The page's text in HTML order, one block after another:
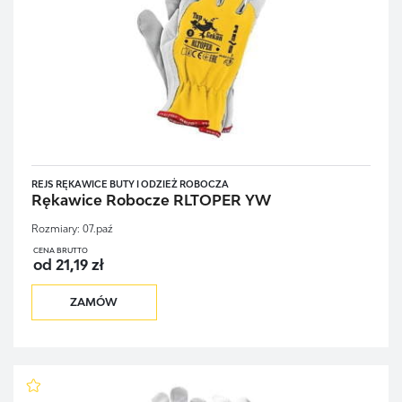
REJS RĘKAWICE BUTY I ODZIEŻ ROBOCZA
Rękawice Robocze RLTOPER YW
Rozmiary: 07.paź
CENA BRUTTO
od 21,19 zł
ZAMÓW